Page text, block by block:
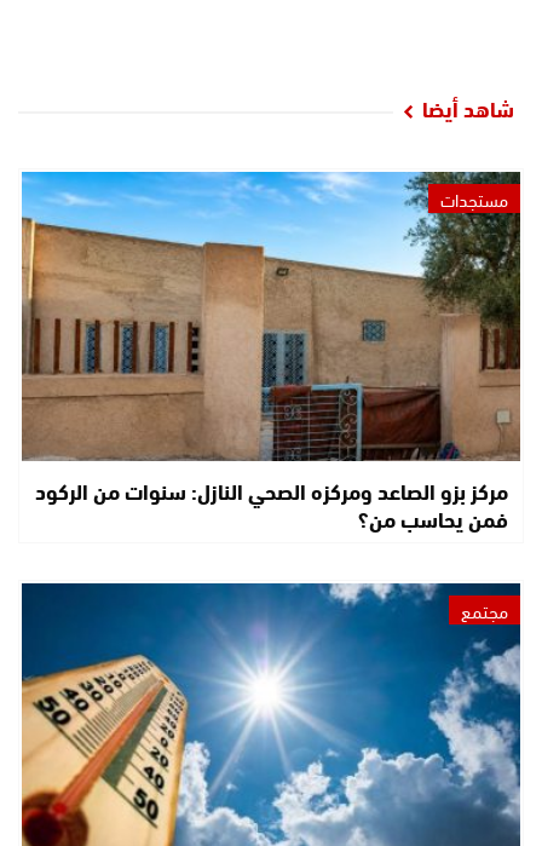
شاهد أيضا
مستجدات
مركز بزو الصاعد ومركزه الصحي النازل: سنوات من الركود
فمن يحاسب من؟
مجتمع